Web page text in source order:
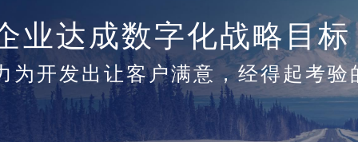
业达成数字化战略目标
为开发出让客户满意，经得起考验